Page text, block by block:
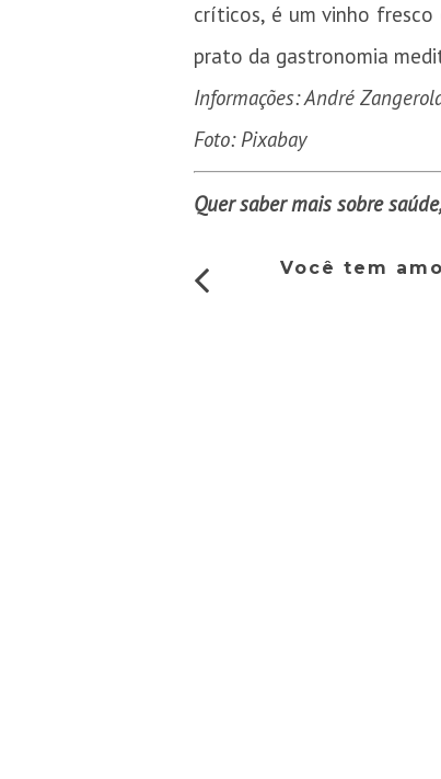
críticos, é um vinho fresco
prato da gastronomia
Informações: André
Foto: Pixabay
Quer saber mais sobre
Você tem